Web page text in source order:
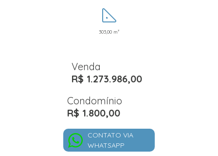
303,00 m²
Venda
R$ 1.273.986,00
Condomínio
R$ 1.800,00
CONTATO VIA
WHATSAPP